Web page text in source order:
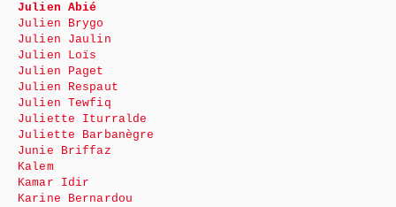
Julien Abié
Julien Brygo
Julien Jaulin
Julien Loïs
Julien Paget
Julien Respaut
Julien Tewfiq
Juliette Iturralde
Juliette Barbanègre
Junie Briffaz
Kalem
Kamar Idir
Karine Bernardou